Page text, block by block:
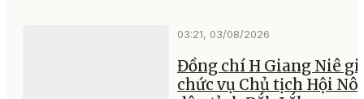
03:21, 03/08/2026
Đồng chí H Giang Niê
chức vụ Chủ tịch Hội